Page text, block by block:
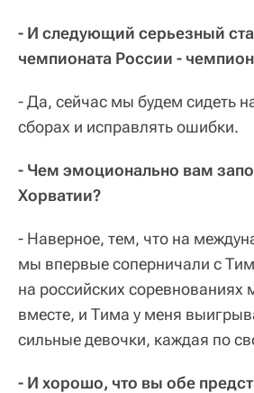
- И следующий серьезный
чемпионата России -
- Да, сейчас мы будем сидеть
сборах и исправлять ошибки.
- Чем эмоционально вам
Хорватии?
- Наверное, тем, что на
мы впервые соперничали с
на российских соревнованиях
вместе, и Тима у меня
сильные девочки, каждая по
- И хорошо, что вы обе